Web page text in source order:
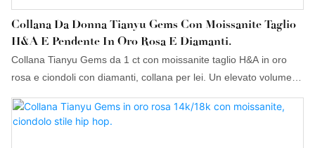
Collana Da Donna Tianyu Gems Con Moissanite Taglio
H&A E Pendente In Oro Rosa E Diamanti.
Collana Tianyu Gems da 1 ct con moissanite taglio H&A in oro
rosa e ciondoli con diamanti, collana per lei. Un elevato volume di
stabilire e consolidare barriere ecologiche, in modo che le
aziende possano mantenere una forte competitività a lungo